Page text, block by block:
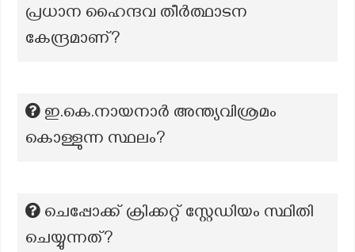
പ്രധാന ഹൈന്ദവ തീർത്ഥാടന
കേന്ദ്രമാണ്?
ഇ.കെ.നായനാർ അന്ത്യവിശ്രമം
കൊള്ളുന്ന സ്ഥലം?
ചെപ്പോക്ക് ക്രിക്കറ്റ് സ്റ്റേഡിയം സ്ഥിതി
ചെയ്യുന്നത്?